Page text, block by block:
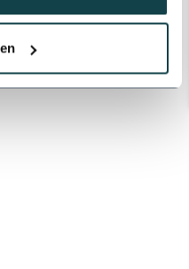
beregeningsspecialist?